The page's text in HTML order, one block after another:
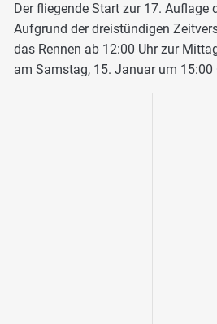
Der fliegende Start zur 17. Auflage
Aufgrund der dreistündigen
das Rennen ab 12:00 Uhr zur
am Samstag, 15. Januar um 15:00